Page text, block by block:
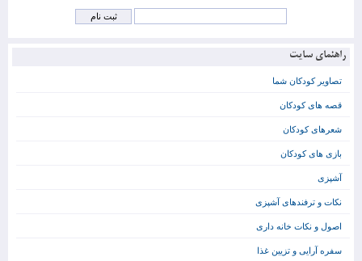
راهنمای سایت
تصاویر کودکان شما
قصه های کودکان
شعرهای کودکان
بازی های کودکان
آشپزی
نکات و ترفندهای آشپزی
اصول و نکات خانه داری
سفره آرایی و تزیین غذا